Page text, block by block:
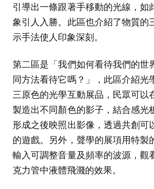
引導出一條跟著手移動的光線，如
象引人入勝。此區也介紹了物質的
示手法使人印象深刻。
第二區是「我們如何看待我們的世
同方法看待它嗎？」，此區介紹光
三原色的光學互動展品，民眾可以
製造出不同顏色的影子，結合感光
形成之後映照出影像，透過共創可
的遊戲。另外，聲學的展項用特製
輸入可調整音量及頻率的波源，觀
克力管中液體飛濺的效果。